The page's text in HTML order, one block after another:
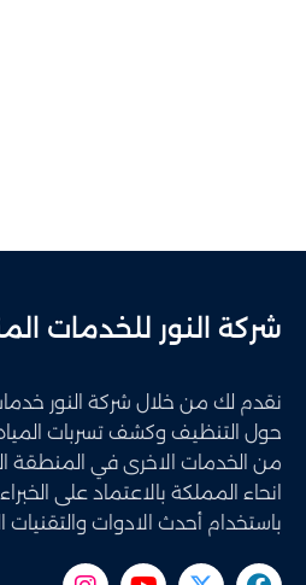
شركة النور للخدمات
نقدم لك من خلال شركة النور
حول التنظيف وكشف تسربات
من الخدمات الاخرى في المنطقة
انحاء المملكة بالاعتماد على
باستخدام أحدث الادوات